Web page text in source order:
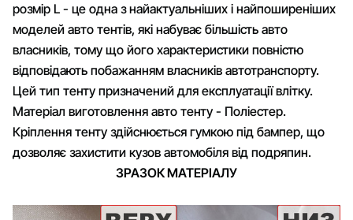
розмір L - це одна з найактуальніших і найпоширеніших
моделей авто тентів, які набуває більшість авто
власників, тому що його характеристики повністю
відповідають побажанням власників автотранспорту.
Цей тип тенту призначений для експлуатації влітку.
Матеріал виготовлення авто тенту - Поліестер.
Кріплення тенту здійснюється гумкою під бампер, що
дозволяє захистити кузов автомобіля від подряпин.
ЗРАЗОК МАТЕРІАЛУ